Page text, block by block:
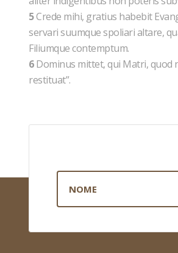
5Crede mihi, gratius habebit
servari suumque spoliari altare,
Filiumque contemptum.
6Dominus mittet, qui Matri, quod
restituat”.